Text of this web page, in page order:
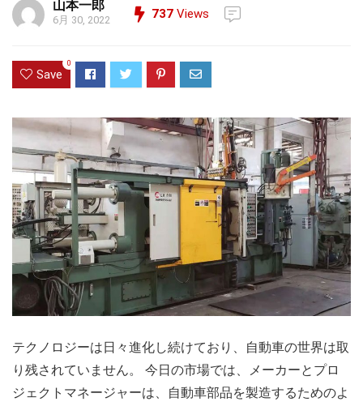
山本一郎
6月 30, 2022 737 Views
Save
0
テクノロジーは日々進化し続けており、自動車の世界は取
り残されていません。 今日の市場では、メーカーとプロ
ジェクトマネージャーは、自動車部品を製造するためのよ